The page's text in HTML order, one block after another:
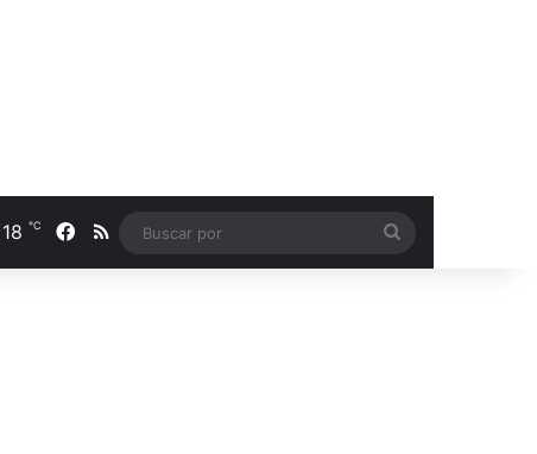
18 ℃ Facebook
RSS
por